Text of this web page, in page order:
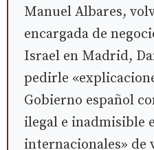
Manuel Albares,
encargada de
Israel en Madrid,
pedirle
Gobierno español
ilegal e inadmisible
internacionales» de